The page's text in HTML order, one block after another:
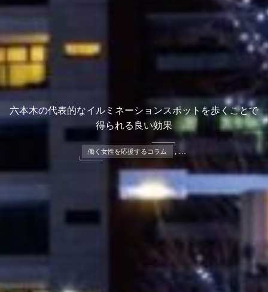
六本木の代表的なイルミネーションスポットを歩くことで
得られる良い効果
働く女性を応援するコラム , …